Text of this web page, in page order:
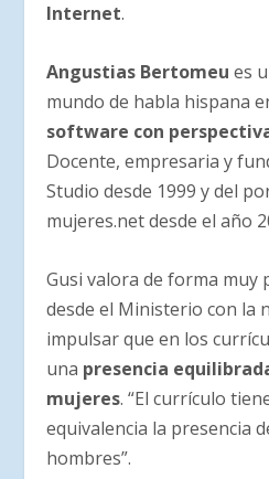
Internet.
Angustias Bertomeu es
mundo de habla hispana
software con
Docente, empresaria y
Studio desde 1999 y del
mujeres.net desde el año
Gusi valora de forma muy
desde el Ministerio con la
impulsar que en los
una presencia
mujeres. “El currículo
equivalencia la presencia
hombres”.